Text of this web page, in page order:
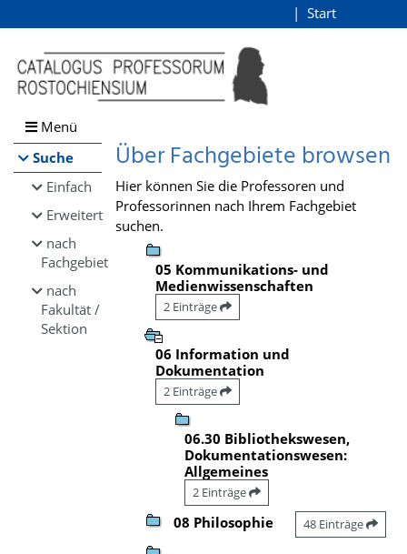
Browsen
direkt zum Inhalt
Start
Menü
Suche
Einfach
Erweitert
nach
Fachgebiet
nach
Fakultät /
Sektion
Über Fachgebiete browsen
Hier können Sie die Professoren und
Professorinnen nach Ihrem Fachgebiet
suchen.
05 Kommunikations- und
Medienwissenschaften
2 Einträge
06 Information und
Dokumentation
2 Einträge
06.30 Bibliothekswesen,
Dokumentationswesen:
Allgemeines
2 Einträge
08 Philosophie 48 Einträge